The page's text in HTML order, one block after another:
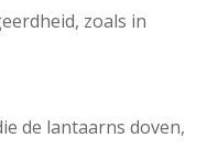
zoals in
de lantaarns doven,